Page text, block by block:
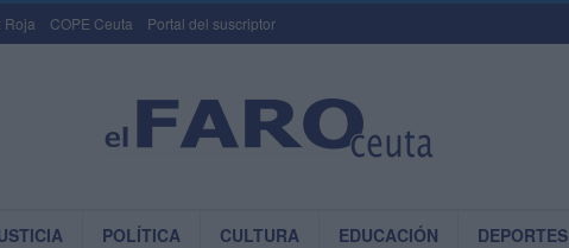
Roja COPE Ceuta Portal del suscriptor
POLÍTICA CULTURA EDUCACIÓN DEPORTES